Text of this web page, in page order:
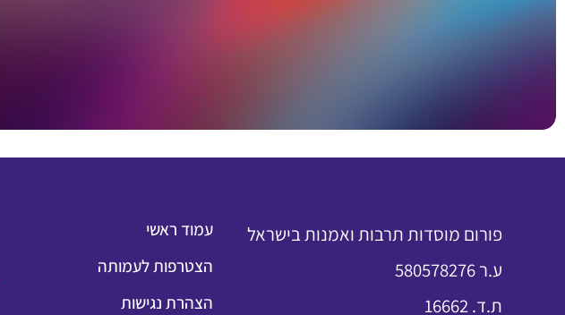
פורום מוסדות תרבות ואמנות בישראל
ע.ר 580578276
ת.ד. 16662
עמוד ראשי
הצטרפות לעמותה
הצהרת נגישות